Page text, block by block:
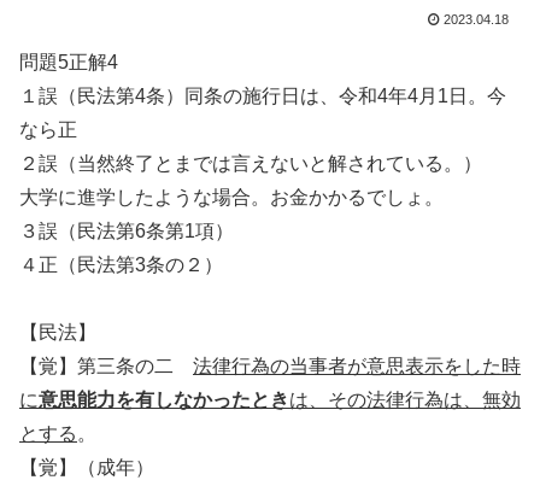
2023.04.18
問題5正解4
１誤（民法第4条）同条の施行日は、令和4年4月1日。今
なら正
２誤（当然終了とまでは言えないと解されている。）
大学に進学したような場合。お金かかるでしょ。
３誤（民法第6条第1項）
４正（民法第3条の２）
【民法】
【覚】第三条の二 法律行為の当事者が意思表示をした時
に意思能力を有しなかったときは、その法律行為は、無効
とする 。
【覚】（成年）